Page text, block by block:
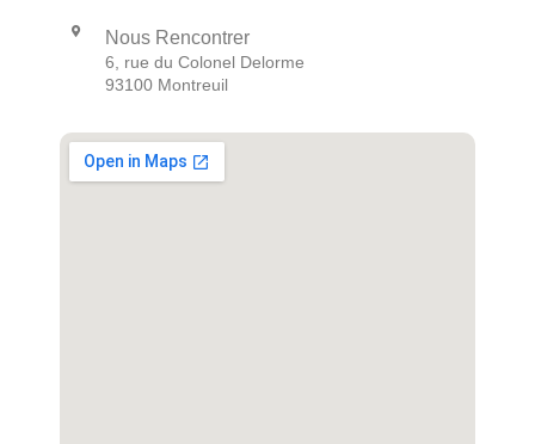
Nous Rencontrer
6, rue du Colonel Delorme
93100 Montreuil